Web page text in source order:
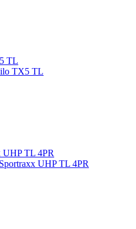
TX5 TL
UHP TL 4PR